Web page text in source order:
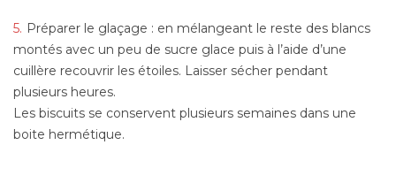
Préparer le glaçage : en mélangeant le reste des blancs
montés avec un peu de sucre glace puis à l’aide d’une
cuillère recouvrir les étoiles. Laisser sécher pendant
plusieurs heures.
Les biscuits se conservent plusieurs semaines dans une
boite hermétique.